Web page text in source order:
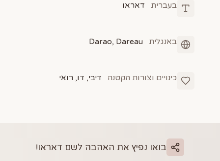
בעברית דאראו
באנגלית Darao, Dareau
כינויים וצורות הקטנה דיבי, דו, רואי
בואו נפיץ את האהבה לשם דאראו!